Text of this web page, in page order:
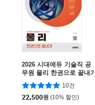
2026 시대에듀 기술직 공
무원 물리 한권으로 끝내기
10건
22,500원 (10% 할인)